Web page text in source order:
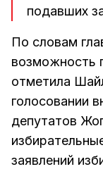
подавших
По словам
возможность
отметила
голосовании
депутатов
заявлений